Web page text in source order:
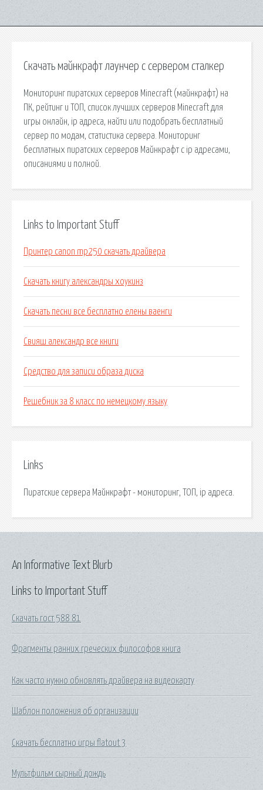
Скачать майнкрафт лаунчер с сервером сталкер
Мониторинг пиратских серверов Minecraft (майнкрафт) на
ПК, рейтинг и ТОП, список лучших серверов Minecraft для
игры онлайн, ip адреса, найти или подобрать бесплатный
сервер по модам, статистика сервера. Мониторинг
бесплатных пиратских серверов Майнкрафт с ip адресами,
описаниями и полной.
Links to Important Stuff
Принтер canon mp250 скачать драйвера
Скачать книгу александры хоукинз
Скачать песни все бесплатно елены ваенги
Свияш александр все книги
Средство для записи образа диска
Решебник за 8 класс по немецкому языку
Links
Пиратские сервера Майнкрафт - мониторинг, ТОП, ip адреса.
Links to Important Stuff
Скачать гост 588 81
Фрагменты ранних греческих философов книга
Как часто нужно обновлять драйвера на видеокарту
Шаблон положения об организации
Скачать бесплатно игры flatout 3
Мультфильм сырный дождь
An Informative Text Blurb